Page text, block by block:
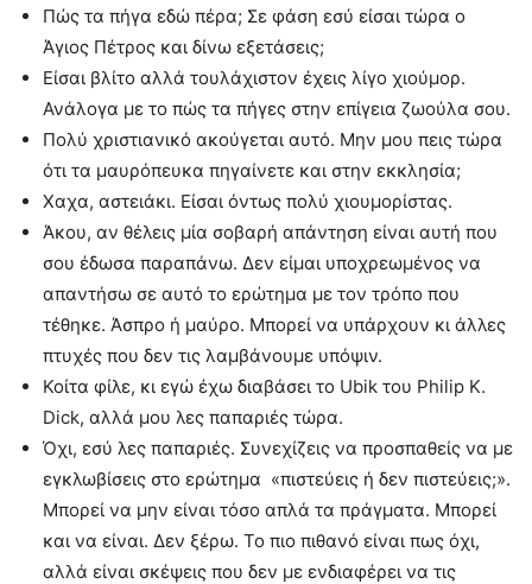
Πώς τα πήγα εδώ πέρα; Σε φάση εσύ είσαι τώρα ο
Άγιος Πέτρος και δίνω εξετάσεις;
Είσαι βλίτο αλλά τουλάχιστον έχεις λίγο χιούμορ.
Ανάλογα με το πώς τα πήγες στην επίγεια ζωούλα σου.
Πολύ χριστιανικό ακούγεται αυτό. Μην μου πεις τώρα
ότι τα μαυρόπευκα πηγαίνετε και στην εκκλησία;
Χαχα, αστειάκι. Είσαι όντως πολύ χιουμορίστας.
Άκου, αν θέλεις μία σοβαρή απάντηση είναι αυτή που
σου έδωσα παραπάνω. Δεν είμαι υποχρεωμένος να
απαντήσω σε αυτό το ερώτημα με τον τρόπο που
τέθηκε. Άσπρο ή μαύρο. Μπορεί να υπάρχουν κι άλλες
πτυχές που δεν τις λαμβάνουμε υπόψιν.
Κοίτα φίλε, κι εγώ έχω διαβάσει το Ubik του Philip K.
Dick, αλλά μου λες παπαριές τώρα.
Όχι, εσύ λες παπαριές. Συνεχίζεις να προσπαθείς να με
εγκλωβίσεις στο ερώτημα «πιστεύεις ή δεν πιστεύεις;».
Μπορεί να μην είναι τόσο απλά τα πράγματα. Μπορεί
και να είναι. Δεν ξέρω. Το πιο πιθανό είναι πως όχι,
αλλά είναι σκέψεις που δεν με ενδιαφέρει να τις